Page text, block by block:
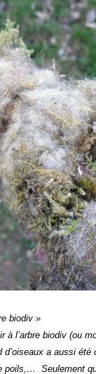
biodiv »
à l’arbre biodiv (ou
d’oiseaux a aussi
poils,… Seulement